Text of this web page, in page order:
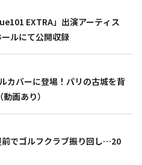
EXTRA」出演アーティス
ルにて公開収録
カバーに登場！パリの古城を背
画あり）
前でゴルフクラブ振り回し…20